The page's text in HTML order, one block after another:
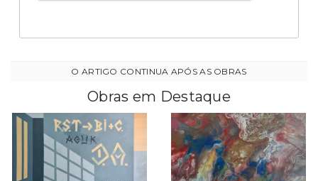
Obras em Destaque